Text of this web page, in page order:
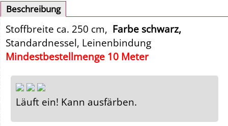
Beschreibung
Stoffbreite ca. 250 cm, Farbe schwarz,
Standardnessel, Leinenbindung
Mindestbestellmenge 10 Meter
Läuft ein! Kann ausfärben.